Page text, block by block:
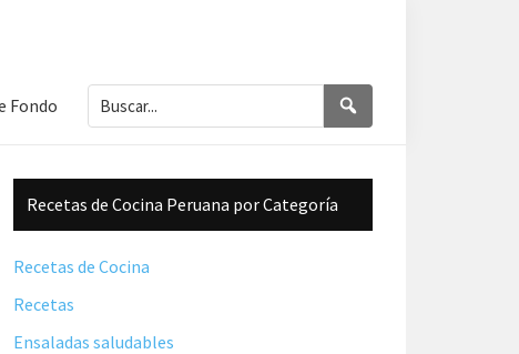
Fondo Buscar...
Barra
lateral
principal
Recetas de Cocina Peruana por Categoría
Recetas de Cocina
Recetas
Ensaladas saludables